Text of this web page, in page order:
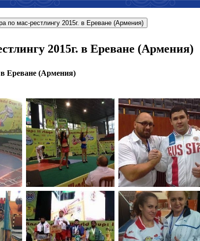
по мас-рестлингу 2015г. в Ереване (Армения)
2015г. в Ереване (Армения)
в Ереване (Армения)